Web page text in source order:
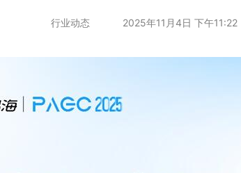
行业动态 2025年11月4日 下午11:22